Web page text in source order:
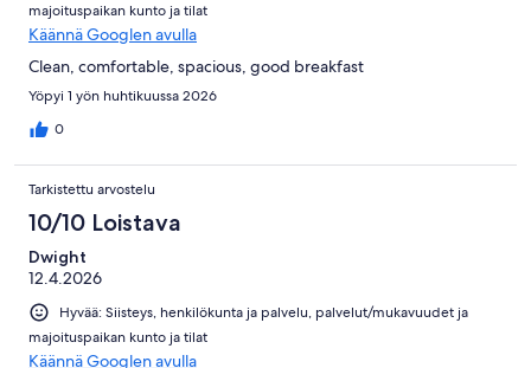
majoituspaikan kunto ja tilat
Käännä Googlen avulla
Clean, comfortable, spacious, good breakfast
Yöpyi 1 yön huhtikuussa 2026
0
Tarkistettu arvostelu
10/10 Loistava
Dwight
12.4.2026
Hyvää: Siisteys, henkilökunta ja palvelu, palvelut/mukavuudet ja
majoituspaikan kunto ja tilat
Käännä Googlen avulla